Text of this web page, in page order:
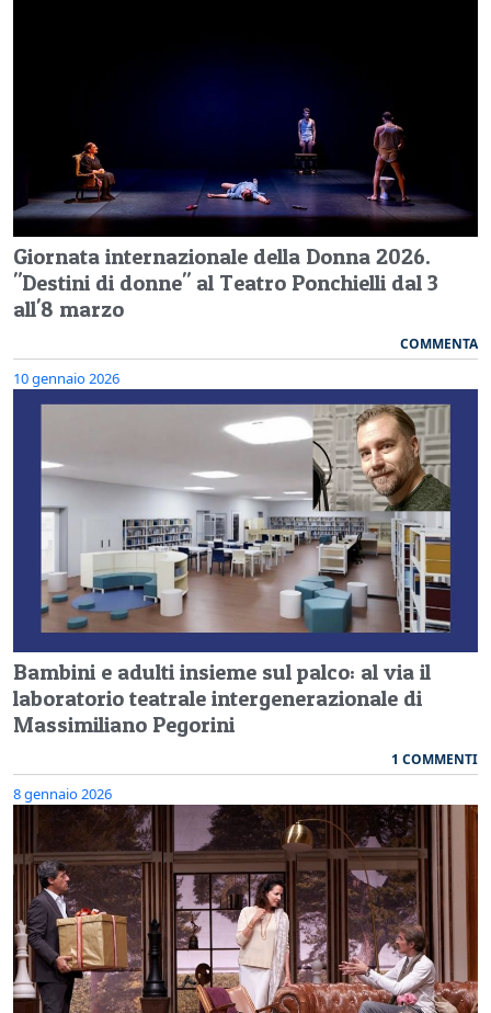
Giornata internazionale della Donna 2026.
"Destini di donne" al Teatro Ponchielli dal 3
all'8 marzo
COMMENTA
10 gennaio 2026
Bambini e adulti insieme sul palco: al via il
laboratorio teatrale intergenerazionale di
Massimiliano Pegorini
1 COMMENTI
8 gennaio 2026